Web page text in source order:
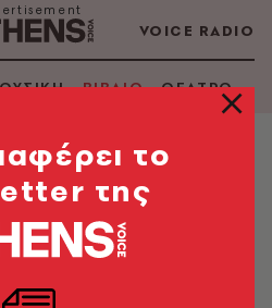
VOICE RADIO
ΒΙΒΛΙΟ ΘΕΑΤΡΟ -
το
της